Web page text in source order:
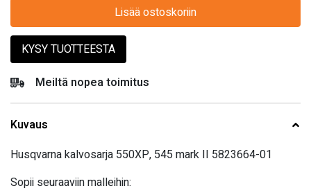
Lisää ostoskoriin
KYSY TUOTTEESTA
Meiltä nopea toimitus
Kuvaus
Husqvarna kalvosarja 550XP, 545 mark II 5823664-01
Sopii seuraaviin malleihin: